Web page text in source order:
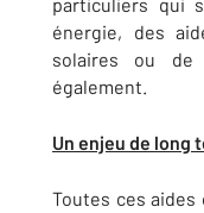
énergie, des
solaires ou de
également.
Un enjeu de long
Toutes ces